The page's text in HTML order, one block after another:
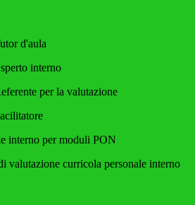
d'aula
interno
per la valutazione
interno per moduli PON
valutazione curricola personale interno